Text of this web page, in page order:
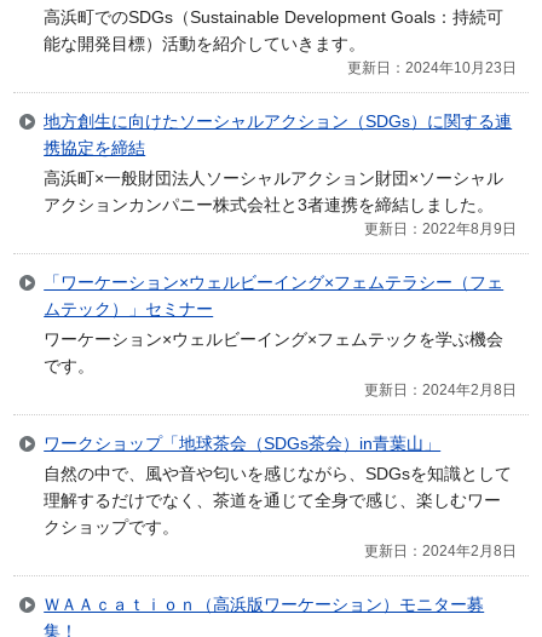
高浜町でのSDGs（Sustainable Development Goals：持続可
能な開発目標）活動を紹介していきます。
更新日：2024年10月23日
地方創生に向けたソーシャルアクション（SDGs）に関する連
携協定を締結
高浜町×一般財団法人ソーシャルアクション財団×ソーシャル
アクションカンパニー株式会社と3者連携を締結しました。
更新日：2022年8月9日
「ワーケーション×ウェルビーイング×フェムテラシー（フェ
ムテック）」セミナー
ワーケーション×ウェルビーイング×フェムテックを学ぶ機会
です。
更新日：2024年2月8日
ワークショップ「地球茶会（SDGs茶会）in青葉山」
自然の中で、風や音や匂いを感じながら、SDGsを知識として
理解するだけでなく、茶道を通じて全身で感じ、楽しむワー
クショップです。
更新日：2024年2月8日
ＷＡＡｃａｔｉｏｎ（高浜版ワーケーション）モニター募
集！